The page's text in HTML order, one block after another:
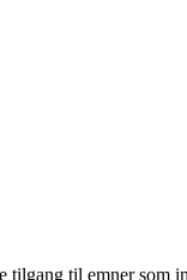
tilgang til emner